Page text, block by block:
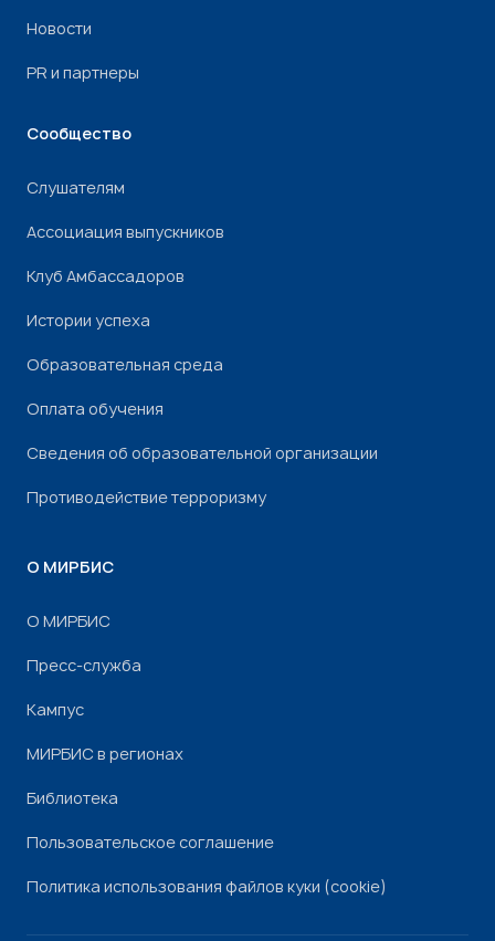
Новости
PR и партнеры
Сообщество
Слушателям
Ассоциация выпускников
Клуб Амбассадоров
Истории успеха
Образовательная среда
Оплата обучения
Сведения об образовательной организации
Противодействие терроризму
О МИРБИС
О МИРБИС
Пресс-служба
Кампус
МИРБИС в регионах
Библиотека
Пользовательское соглашение
Политика использования файлов куки (cookie)